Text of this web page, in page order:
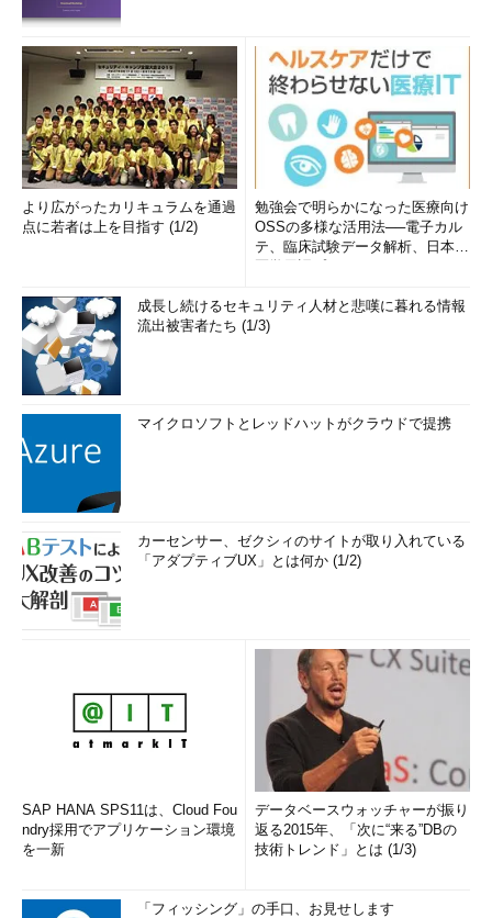
より広がったカリキュラムを通過
点に若者は上を目指す (1/2)
勉強会で明らかになった医療向け
OSSの多様な活用法──電子カル
テ、臨床試験データ解析、日本語
成長し続けるセキュリティ人材と悲嘆に暮れる情報
流出被害者たち (1/3)
マイクロソフトとレッドハットがクラウドで提携
カーセンサー、ゼクシィのサイトが取り入れている
「アダプティブUX」とは何か (1/2)
SAP HANA SPS11は、Cloud Fou
ndry採用でアプリケーション環境
を一新
データベースウォッチャーが振り
返る2015年、「次に“来る”DBの
技術トレンド」とは (1/3)
「フィッシング」の手口、お見せします